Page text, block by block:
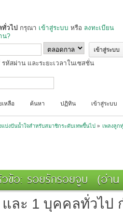
วไป กรุณา เข้าสู่ระบบ หรือ ลงทะเบียน
น?
หัสผ่าน และระยะเวลาในเซสชั่น
เหลือ ค้นหา ปฏิทิน เข้าสู่ระบบ
แบ่งปันน้ำใจสำหรับสมาชิกระดับเทพขึ้นไป » เพลงลูก
ข้อ: รอยรักรอยจูบ (อ่าน
ละ 1 บุคคลทั่วไป